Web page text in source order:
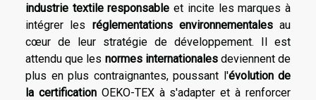
industrie textile responsable et incite les marques à
intégrer les réglementations environnementalesau
cœur de leur stratégie de développement. Il est
attendu que les normes internationalesdeviennent de
plus en plus contraignantes, poussant l'évolution de
la certificationOEKO-TEX à s'adapter et à renforcer